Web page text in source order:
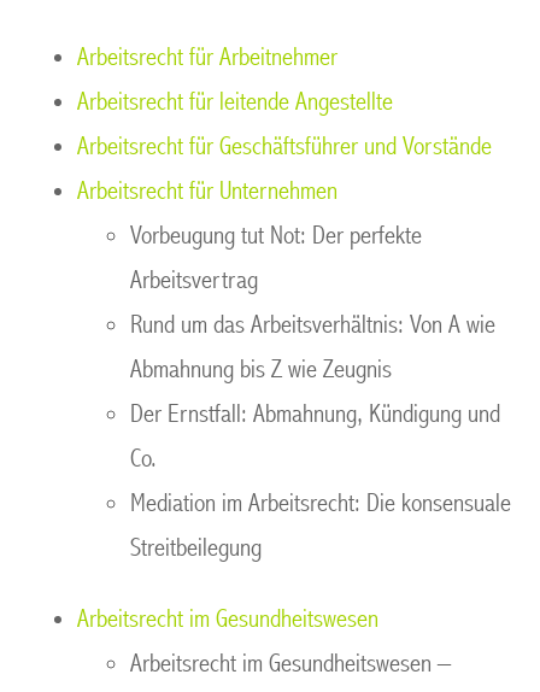
Arbeitsrecht für Arbeitnehmer
Arbeitsrecht für leitende Angestellte
Arbeitsrecht für Geschäftsführer und Vorstände
Arbeitsrecht für Unternehmen
Vorbeugung tut Not: Der perfekte
Arbeitsvertrag
Rund um das Arbeitsverhältnis: Von A wie
Abmahnung bis Z wie Zeugnis
Der Ernstfall: Abmahnung, Kündigung und
Co.
Mediation im Arbeitsrecht: Die konsensuale
Streitbeilegung
Arbeitsrecht im Gesundheitswesen
Arbeitsrecht im Gesundheitswesen –